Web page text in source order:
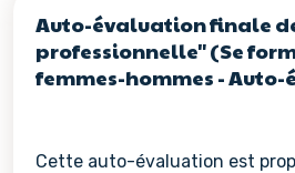
Auto-évaluation finale
professionnelle" (Se
femmes-hommes -
Cette auto-évaluation est